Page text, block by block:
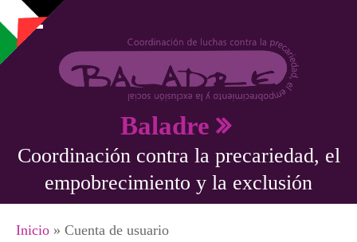
Pasar al contenido principal
Baladre
Coordinación contra la precariedad, el
empobrecimiento y la exclusión
Se encuentra usted aquí
Inicio » Cuenta de usuario